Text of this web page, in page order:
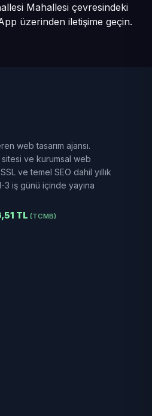
Mahallesi çevresindeki
üzerinden iletişime geçin.
web tasarım ajansı.
ve kurumsal web
ve temel SEO dahil yıllık
3 iş günü içinde yayına
TL (TCMB)